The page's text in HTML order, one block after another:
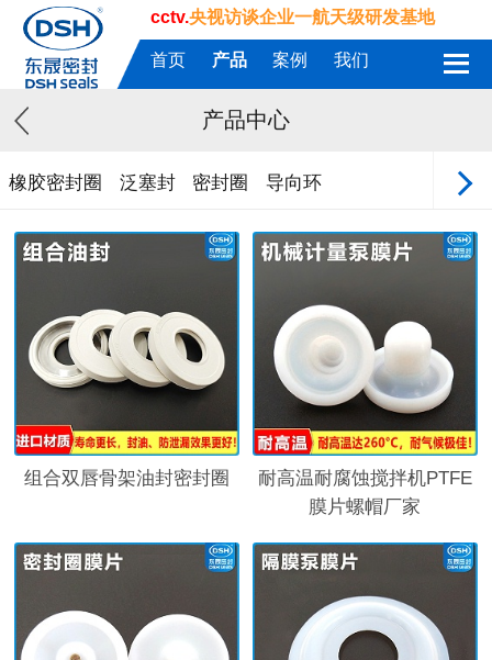
cctv.央视访谈企业一航天级研发基地
首页 产品 案例 我们
产品中心
橡胶密封圈 泛塞封 密封圈 导向环
组合双唇骨架油封密封圈
耐高温耐腐蚀搅拌机PTFE
膜片螺帽厂家